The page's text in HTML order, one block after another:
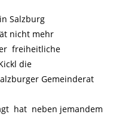
in Salzburg
nicht mehr
freiheitliche
die
Gemeinderat
hat neben jemandem